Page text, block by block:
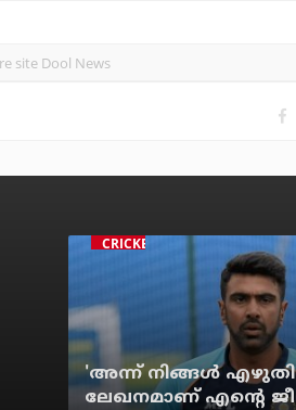
CRICKET
'അന്ന് നിങ്ങള്‍
ലേഖനമാണ് എന്റെ